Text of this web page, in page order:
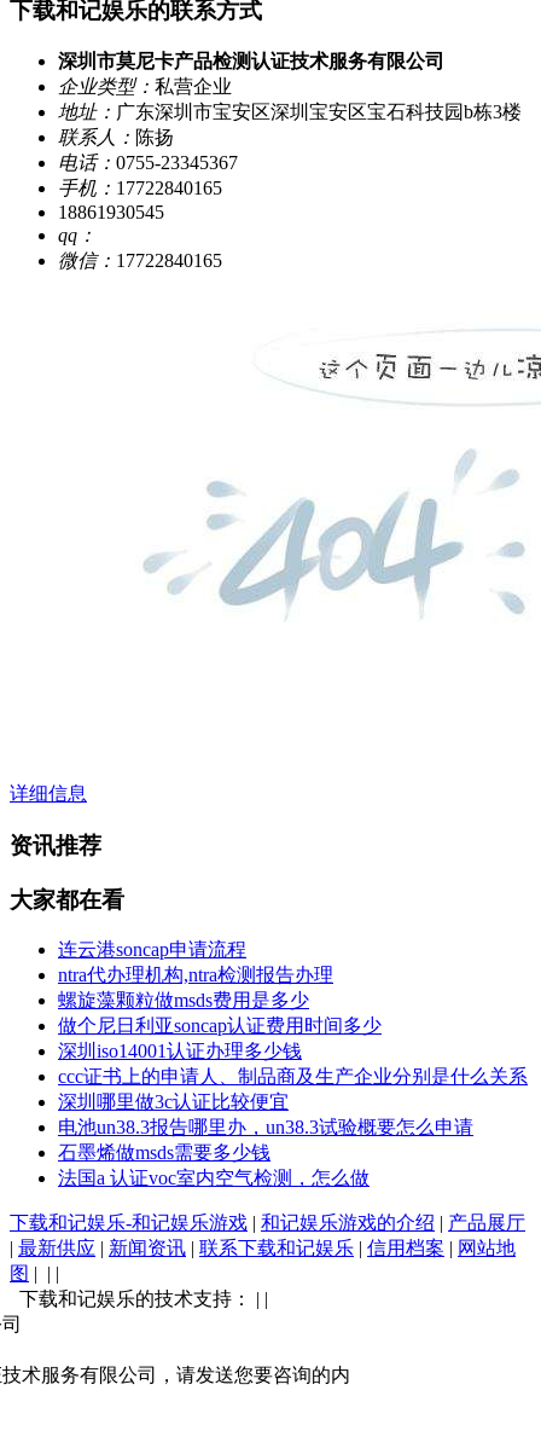
下载和记娱乐的联系方式
深圳市莫尼卡产品检测认证技术服务有限公司
企业类型： 私营企业
地址： 广东深圳市宝安区深圳宝安区宝石科技园b栋3楼
联系人： 陈扬
电话： 0755-23345367
手机： 17722840165
18861930545
qq：
微信： 17722840165
详细信息
资讯推荐
大家都在看
连云港soncap申请流程
ntra代办理机构,ntra检测报告办理
螺旋藻颗粒做msds费用是多少
做个尼日利亚soncap认证费用时间多少
深圳iso14001认证办理多少钱
ccc证书上的申请人、制品商及生产企业分别是什么关系
深圳哪里做3c认证比较便宜
电池un38.3报告哪里办，un38.3试验概要怎么申请
石墨烯做msds需要多少钱
法国a 认证voc室内空气检测，怎么做
下载和记娱乐-和记娱乐游戏 | 和记娱乐游戏的介绍 | 产品展厅
| 最新供应 | 新闻资讯 | 联系下载和记娱乐 | 信用档案 | 网站地
图 | | |
下载和记娱乐的技术支持： | |
术服务有限公司，请发送您要咨询的内